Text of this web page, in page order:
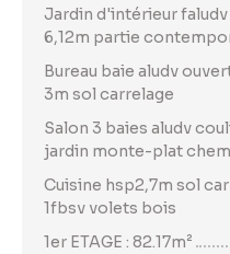
Jardin d'intérieur
6,12m partie
Bureau baie aludv
3m sol carrelage
Salon 3 baies aludv
jardin monte-plat
Cuisine hsp2,7m sol
1fbsv volets bois
1er ETAGE : 82.17m²